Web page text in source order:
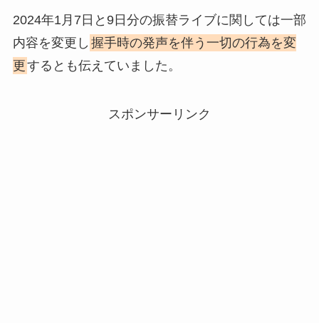
2024年1月7日と9日分の振替ライブに関しては一部
内容を変更し 握手時の発声を伴う一切の行為を変
更するとも伝えていました。
スポンサーリンク